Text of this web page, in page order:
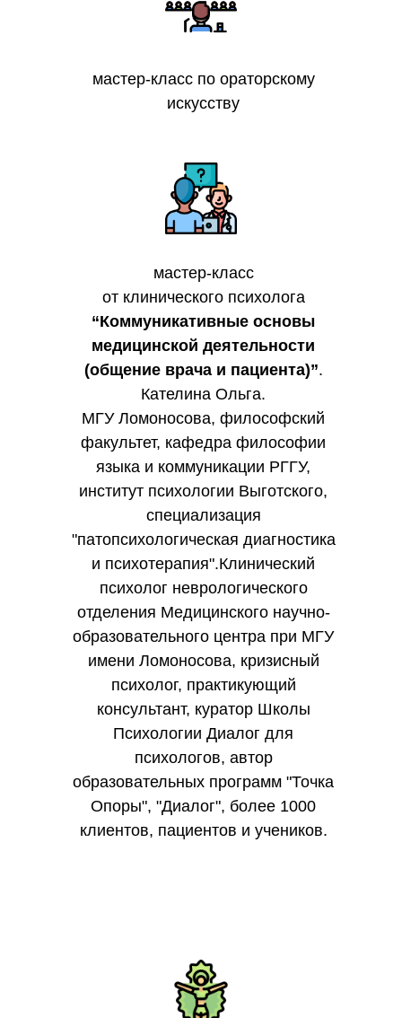
мастер-класс по ораторскому
искусству
мастер-класс
от клинического психолога
“Коммуникативные основы
медицинской деятельности
(общение врача и пациента)”.
Кателина Ольга.
МГУ Ломоносова, философский
факультет, кафедра философии
языка и коммуникации РГГУ,
институт психологии Выготского,
специализация
"патопсихологическая диагностика
и психотерапия".Клинический
психолог неврологического
отделения Медицинского научно-
образовательного центра при МГУ
имени Ломоносова, кризисный
психолог, практикующий
консультант, куратор Школы
Психологии Диалог для
психологов, автор
образовательных программ "Точка
Опоры", "Диалог", более 1000
клиентов, пациентов и учеников.